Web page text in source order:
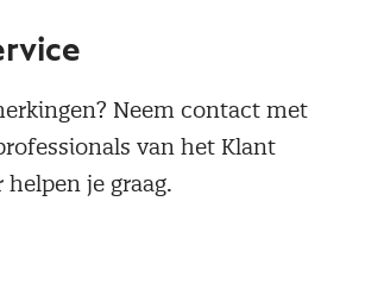
Neem contact met
van het Klant
je graag.